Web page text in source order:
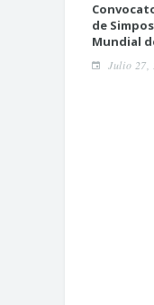
de
Mundial
Julio 27,